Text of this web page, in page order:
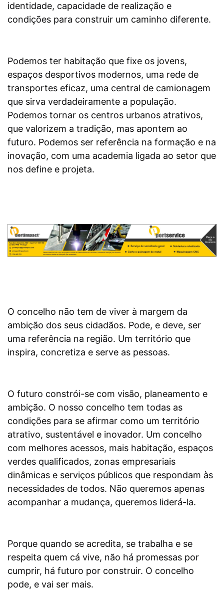
identidade, capacidade de realização e
condições para construir um caminho diferente.
Podemos ter habitação que fixe os jovens,
espaços desportivos modernos, uma rede de
transportes eficaz, uma central de camionagem
que sirva verdadeiramente a população.
Podemos tornar os centros urbanos atrativos,
que valorizem a tradição, mas apontem ao
futuro. Podemos ser referência na formação e na
inovação, com uma academia ligada ao setor que
nos define e projeta.
O concelho não tem de viver à margem da
ambição dos seus cidadãos. Pode, e deve, ser
uma referência na região. Um território que
inspira, concretiza e serve as pessoas.
O futuro constrói-se com visão, planeamento e
ambição. O nosso concelho tem todas as
condições para se afirmar como um território
atrativo, sustentável e inovador. Um concelho
com melhores acessos, mais habitação, espaços
verdes qualificados, zonas empresariais
dinâmicas e serviços públicos que respondam às
necessidades de todos. Não queremos apenas
acompanhar a mudança, queremos liderá-la.
Porque quando se acredita, se trabalha e se
respeita quem cá vive, não há promessas por
cumprir, há futuro por construir. O concelho
pode, e vai ser mais.